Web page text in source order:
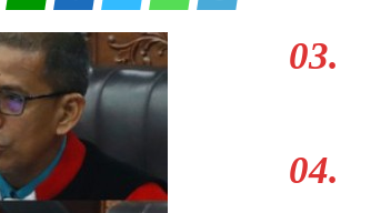
03.
04.